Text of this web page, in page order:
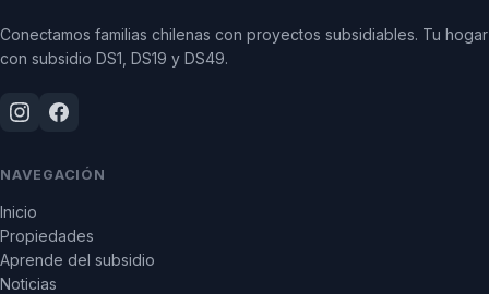
Conectamos familias chilenas con proyectos subsidiables. Tu hogar
con subsidio DS1, DS19 y DS49.
NAVEGACIÓN
Inicio
Propiedades
Aprende del subsidio
Noticias